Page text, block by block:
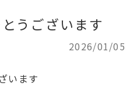
うございます
2026/01/05
います